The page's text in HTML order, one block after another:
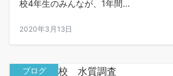
校4年生のみんなが、1年間...
2020年3月13日
ブログ